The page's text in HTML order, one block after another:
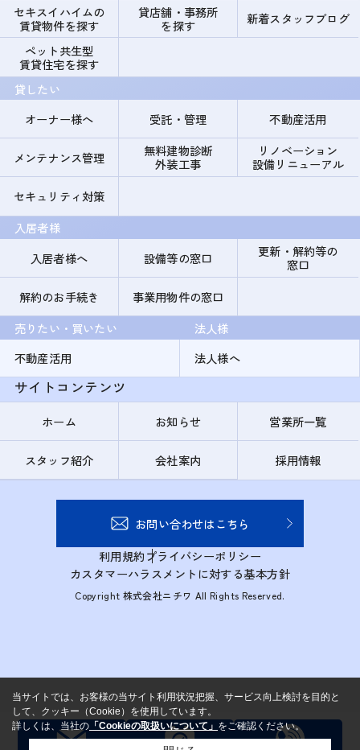
セキスイハイムの
賃貸物件を探す
貸店舗・事務所
を探す
新着スタッフブログ
ペット共生型
賃貸住宅を探す
貸したい
オーナー様へ
受託・管理 不動産活用
メンテナンス管理
無料建物診断
外装工事
リノベーション
設備リニューアル
セキュリティ対策
入居者様
入居者様へ
設備等の窓口
更新・解約等の
窓口
解約のお手続き
事業用物件の窓口
売りたい・買いたい
不動産活用
法人様
法人様へ
サイトコンテンツ
ホーム お知らせ 営業所一覧
スタッフ紹介 会社案内 採用情報
お問い合わせはこちら
利用規約プライバシーポリシー
カスタマーハラスメントに対する基本方針
Copyright 株式会社ニチワ All Rights Reserved.
当サイトでは、お客様の当サイト利用状況把握、サービス向上検討を目的と
して、クッキー（Cookie）を使用しています。
詳しくは、当社の 「Cookieの取扱いについて」 をご確認ください。